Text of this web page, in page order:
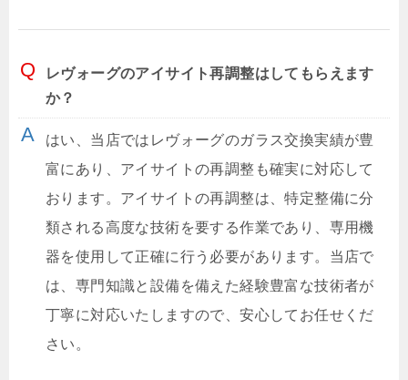
レヴォーグのアイサイト再調整はしてもらえます
か？
はい、当店ではレヴォーグのガラス交換実績が豊
富にあり、アイサイトの再調整も確実に対応して
おります。アイサイトの再調整は、特定整備に分
類される高度な技術を要する作業であり、専用機
器を使用して正確に行う必要があります。当店で
は、専門知識と設備を備えた経験豊富な技術者が
丁寧に対応いたしますので、安心してお任せくだ
さい。